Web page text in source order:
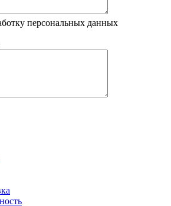
персональных данных